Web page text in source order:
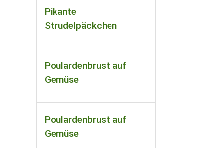
Pikante
Strudelpäckchen
Poulardenbrust auf
Gemüse
Poulardenbrust auf
Gemüse